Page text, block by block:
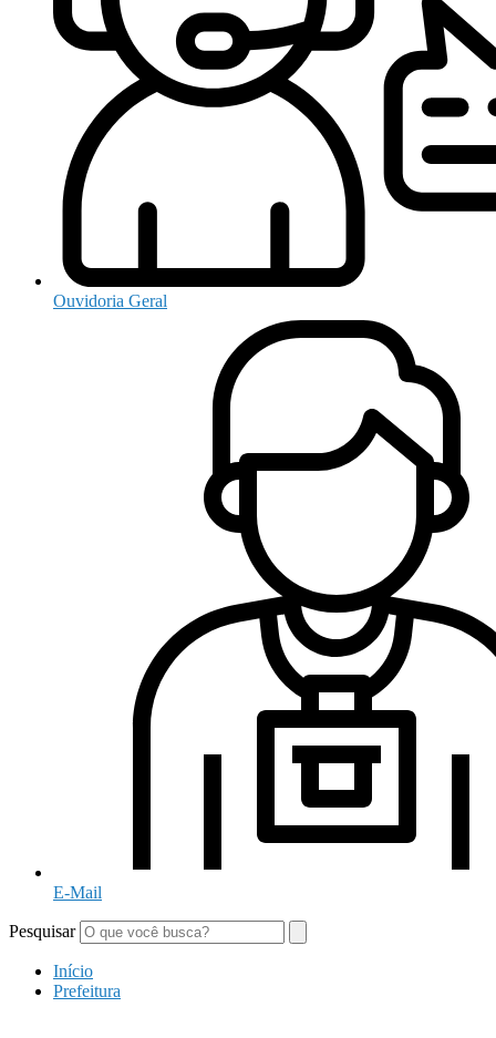
Ouvidoria Geral
E-Mail
Pesquisar
Início
Prefeitura